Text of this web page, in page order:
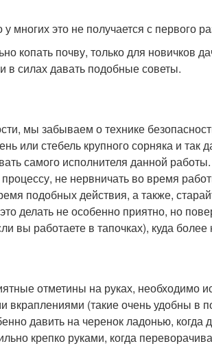
многих это не получается с первого
копать почву, только для новичков
в силах давать подобные советы.
мы забываем о технике
или стебель крупного сорняка и так
самого исполнителя данной
процессу, не нервничать во время
подобных действия, а также,
делать не особенно приятно, но
вы работаете в тапочках), куда более
отметины на руках, необходимо
вкраплениями (такие очень удобны в
давить на черенок ладонью, когда
крепко руками, когда